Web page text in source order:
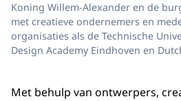
Koning Willem-Alexander en de
met creatieve ondernemers en
organisaties als de Technische
Design Academy Eindhoven en
Met behulp van ontwerpers,